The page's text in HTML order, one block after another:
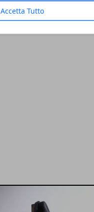
Accetta Tutto